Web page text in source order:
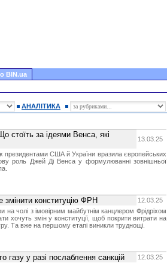
BIN.ua
АНАЛІТИКА
стоїть за ідеями Венса, які
13.03.25
президентами США й України вразила європейських
роль Джей Ді Венса у формулюванні зовнішньої
змінити конституцію ФРН
12.03.25
на чолі з імовірним майбутнім канцлером Фрідріхом
хочуть змін у конституції, щоб покрити витрати на
Та вже на першому етапі виникли труднощі.
газу у разі послаблення санкцій
12.03.25